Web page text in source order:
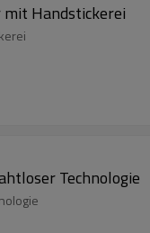
mit Handstickerei
Technologie